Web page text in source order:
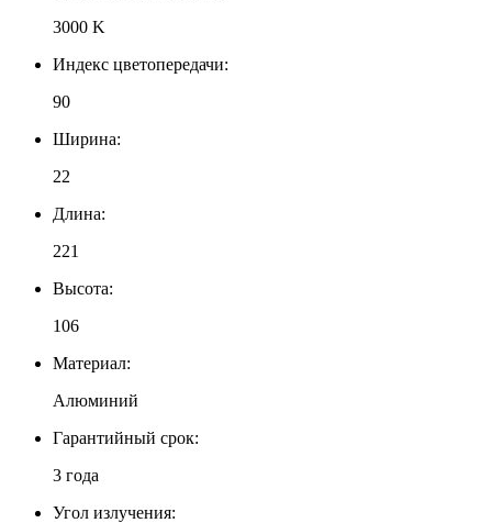
3000 K
Индекс цветопередачи:
90
Ширина:
22
Длина:
221
Высота:
106
Материал:
Алюминий
Гарантийный срок:
3 года
Угол излучения: